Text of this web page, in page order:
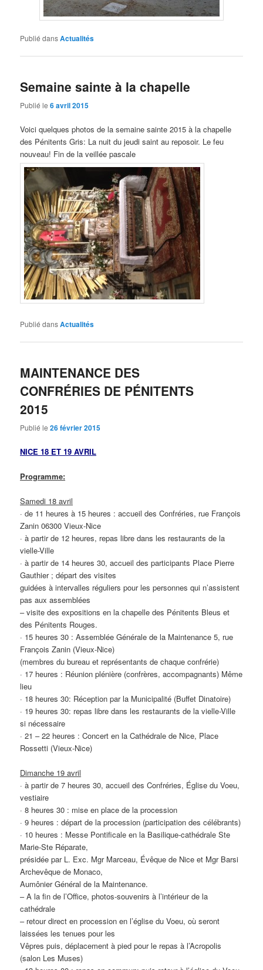
Publié dansActualités
Semaine sainte à la chapelle
Publié le6 avril 2015
Voici quelques photos de la semaine sainte 2015 à la chapelle
des Pénitents Gris: La nuit du jeudi saint au reposoir. Le feu
nouveau! Fin de la veillée pascale
Publié dansActualités
MAINTENANCE DES
CONFRÉRIES DE PÉNITENTS
2015
Publié le26 février 2015
NICE 18 ET 19 AVRIL
Programme:
Samedi 18 avril
· de 11 heures à 15 heures : accueil des Confréries, rue François
Zanin 06300 Vieux-Nice
· à partir de 12 heures, repas libre dans les restaurants de la
vielle-Ville
· à partir de 14 heures 30, accueil des participants Place Pierre
Gauthier ; départ des visites
guidées à intervalles réguliers pour les personnes qui n’assistent
pas aux assemblées
– visite des expositions en la chapelle des Pénitents Bleus et
des Pénitents Rouges.
· 15 heures 30 : Assemblée Générale de la Maintenance 5, rue
François Zanin (Vieux-Nice)
(membres du bureau et représentants de chaque confrérie)
· 17 heures : Réunion plénière (confrères, accompagnants) Même
lieu
· 18 heures 30: Réception par la Municipalité (Buffet Dinatoire)
· 19 heures 30: repas libre dans les restaurants de la vielle-Ville
si nécessaire
· 21 – 22 heures : Concert en la Cathédrale de Nice, Place
Rossetti (Vieux-Nice)
Dimanche 19 avril
· à partir de 7 heures 30, accueil des Confréries, Église du Voeu,
vestiaire
· 8 heures 30 : mise en place de la procession
· 9 heures : départ de la procession (participation des célébrants)
· 10 heures : Messe Pontificale en la Basilique-cathédrale Ste
Marie-Ste Réparate,
présidée par L. Exc. Mgr Marceau, Évêque de Nice et Mgr Barsi
Archevêque de Monaco,
Aumônier Général de la Maintenance.
– A la fin de l’Office, photos-souvenirs à l’intérieur de la
cathédrale
– retour direct en procession en l’église du Voeu, où seront
laissées les tenues pour les
Vêpres puis, déplacement à pied pour le repas à l’Acropolis
(salon Les Muses)